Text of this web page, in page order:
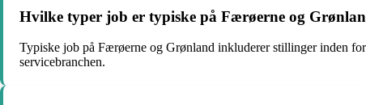
Hvilke typer job er typiske på Færøerne og
Typiske job på Færøerne og Grønland inkluderer stillinger inden
servicebranchen.